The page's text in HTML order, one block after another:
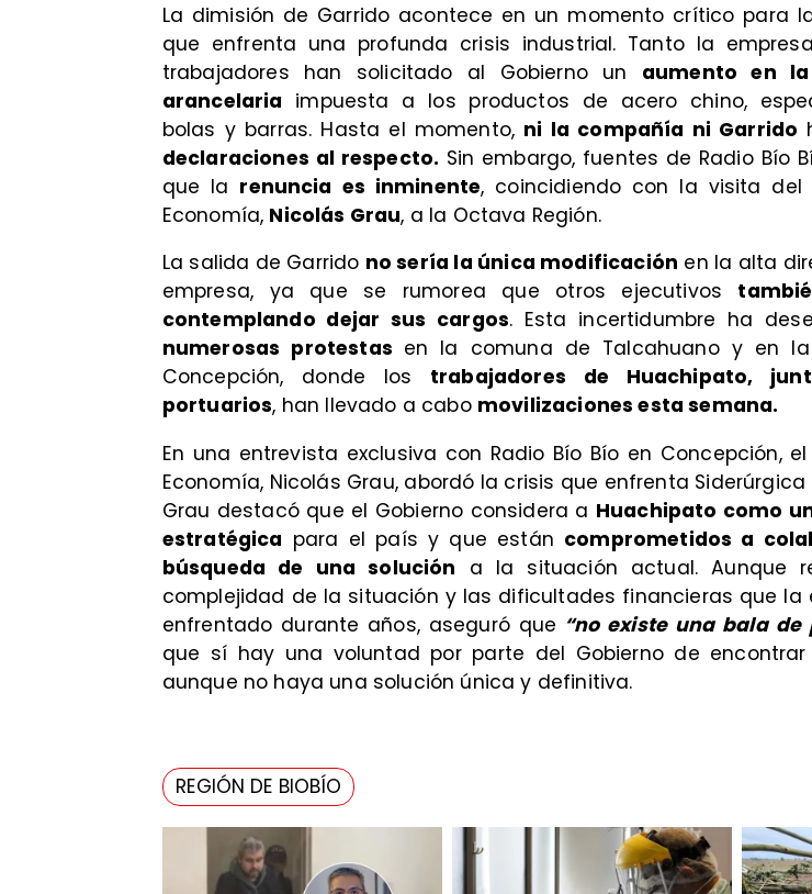
​La dimisión de Garrido acontece en un momento crítico para
que enfrenta una profunda crisis industrial. Tanto la
trabajadores han solicitado al Gobierno un aumento en
arancelaria impuesta a los productos de acero chino,
bolas y barras. Hasta el momento, ni la compañía ni Garrido
declaraciones al respecto. Sin embargo, fuentes de Radio Bío
que la renuncia es inminente, coincidiendo con la visita del
Economía, Nicolás Grau, a la Octava Región.
​La salida de Garrido no sería la única modificación en la alta
empresa, ya que se rumorea que otros ejecutivos
contemplando dejar sus cargos. Esta incertidumbre ha
numerosas protestas en la comuna de Talcahuano y en
Concepción, donde los trabajadores de Huachipato,
portuarios, han llevado a cabo movilizaciones esta semana.
​En una entrevista exclusiva con Radio Bío Bío en Concepción,
Economía, Nicolás Grau, abordó la crisis que enfrenta
Grau destacó que el Gobierno considera a Huachipato como
estratégica para el país y que están comprometidos a
búsqueda de una solución a la situación actual. Aunque
complejidad de la situación y las dificultades financieras que la
enfrentado durante años, aseguró que “no existe una bala de
que sí hay una voluntad por parte del Gobierno de
aunque no haya una solución única y definitiva.
REGIÓN DE BIOBÍO